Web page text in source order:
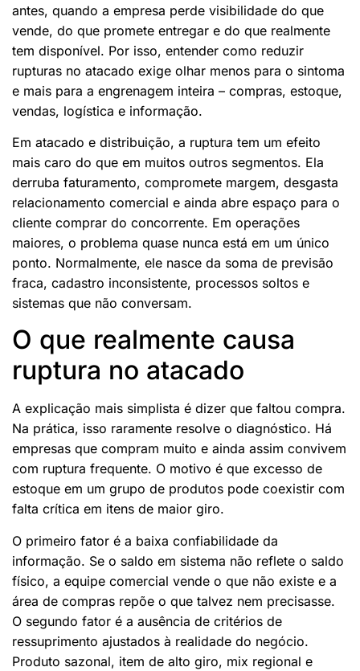
antes, quando a empresa perde visibilidade do que
vende, do que promete entregar e do que realmente
tem disponível. Por isso, entender como reduzir
rupturas no atacado exige olhar menos para o sintoma
e mais para a engrenagem inteira – compras, estoque,
vendas, logística e informação.
Em atacado e distribuição, a ruptura tem um efeito
mais caro do que em muitos outros segmentos. Ela
derruba faturamento, compromete margem, desgasta
relacionamento comercial e ainda abre espaço para o
cliente comprar do concorrente. Em operações
maiores, o problema quase nunca está em um único
ponto. Normalmente, ele nasce da soma de previsão
fraca, cadastro inconsistente, processos soltos e
sistemas que não conversam.
O que realmente causa
ruptura no atacado
A explicação mais simplista é dizer que faltou compra.
Na prática, isso raramente resolve o diagnóstico. Há
empresas que compram muito e ainda assim convivem
com ruptura frequente. O motivo é que excesso de
estoque em um grupo de produtos pode coexistir com
falta crítica em itens de maior giro.
O primeiro fator é a baixa confiabilidade da
informação. Se o saldo em sistema não reflete o saldo
físico, a equipe comercial vende o que não existe e a
área de compras repõe o que talvez nem precisasse.
O segundo fator é a ausência de critérios de
ressuprimento ajustados à realidade do negócio.
Produto sazonal, item de alto giro, mix regional e